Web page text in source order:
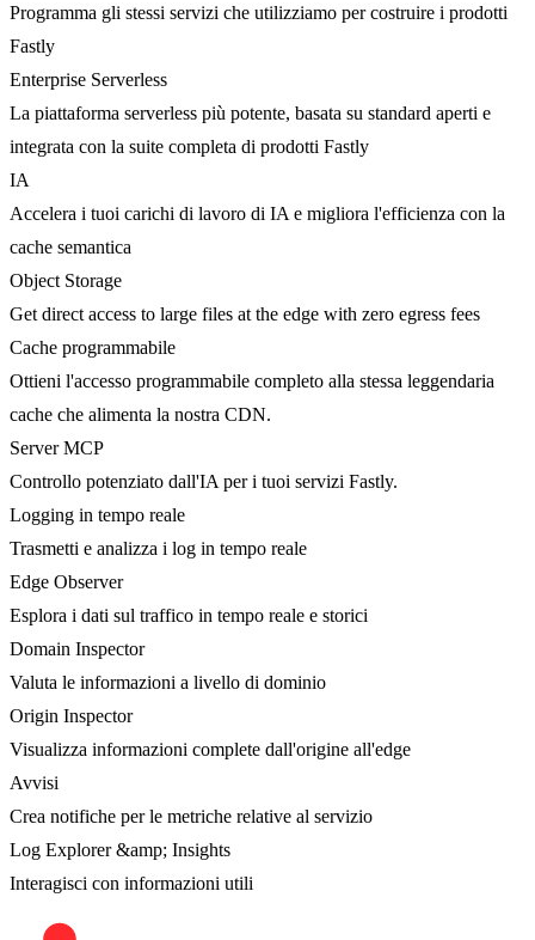
Programma gli stessi servizi che utilizziamo per costruire i prodotti
Fastly
Enterprise Serverless
La piattaforma serverless più potente, basata su standard aperti e
integrata con la suite completa di prodotti Fastly
IA
Accelera i tuoi carichi di lavoro di IA e migliora l'efficienza con la
cache semantica
Object Storage
Get direct access to large files at the edge with zero egress fees
Cache programmabile
Ottieni l'accesso programmabile completo alla stessa leggendaria
cache che alimenta la nostra CDN.
Server MCP
Controllo potenziato dall'IA per i tuoi servizi Fastly.
Logging in tempo reale
Trasmetti e analizza i log in tempo reale
Edge Observer
Esplora i dati sul traffico in tempo reale e storici
Domain Inspector
Valuta le informazioni a livello di dominio
Origin Inspector
Visualizza informazioni complete dall'origine all'edge
Avvisi
Crea notifiche per le metriche relative al servizio
Log Explorer &amp; Insights
Interagisci con informazioni utili